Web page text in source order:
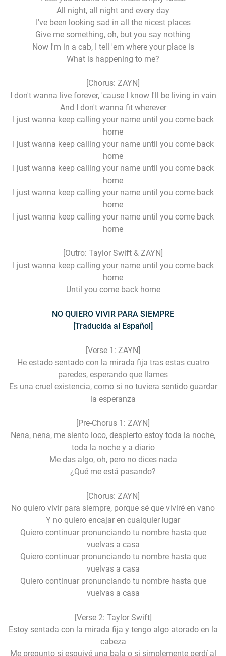
All night, all night and every day
I've been looking sad in all the nicest places
Give me something, oh, but you say nothing
Now I'm in a cab, I tell 'em where your place is
What is happening to me?
[Chorus: ZAYN]
I don't wanna live forever, 'cause I know I'll be living in vain
And I don't wanna fit wherever
I just wanna keep calling your name until you come back
home
I just wanna keep calling your name until you come back
home
I just wanna keep calling your name until you come back
home
I just wanna keep calling your name until you come back
home
I just wanna keep calling your name until you come back
home
[Outro: Taylor Swift & ZAYN]
I just wanna keep calling your name until you come back
home
Until you come back home
NO QUIERO VIVIR PARA SIEMPRE
[Traducida al Español]
[Verse 1: ZAYN]
He estado sentado con la mirada fija tras estas cuatro
paredes, esperando que llames
Es una cruel existencia, como si no tuviera sentido guardar
la esperanza
[Pre-Chorus 1: ZAYN]
Nena, nena, me siento loco, despierto estoy toda la noche,
toda la noche y a diario
Me das algo, oh, pero no dices nada
¿Qué me está pasando?
[Chorus: ZAYN]
No quiero vivir para siempre, porque sé que viviré en vano
Y no quiero encajar en cualquier lugar
Quiero continuar pronunciando tu nombre hasta que
vuelvas a casa
Quiero continuar pronunciando tu nombre hasta que
vuelvas a casa
Quiero continuar pronunciando tu nombre hasta que
vuelvas a casa
[Verse 2: Taylor Swift]
Estoy sentada con la mirada fija y tengo algo atorado en la
cabeza
Me pregunto si esquivé una bala o si simplemente perdí al